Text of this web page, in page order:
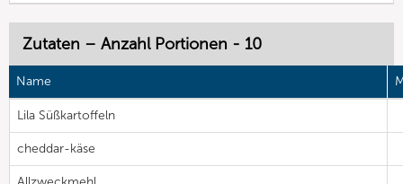
Zutaten – Anzahl Portionen - 10
Name
Lila Süßkartoffeln
cheddar-käse